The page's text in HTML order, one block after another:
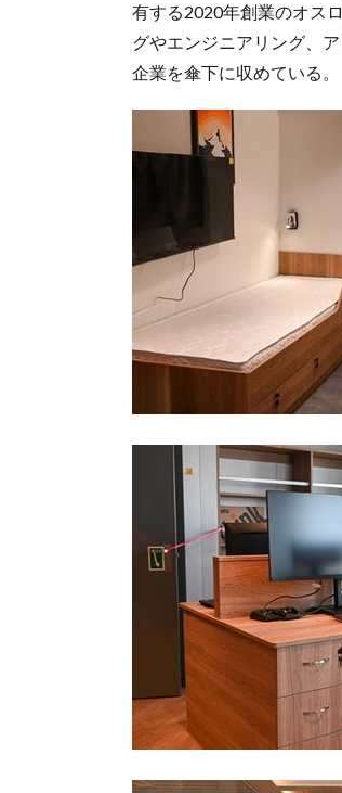
有する2020年創業のオス
グやエンジニアリング、
企業を傘下に収めている。